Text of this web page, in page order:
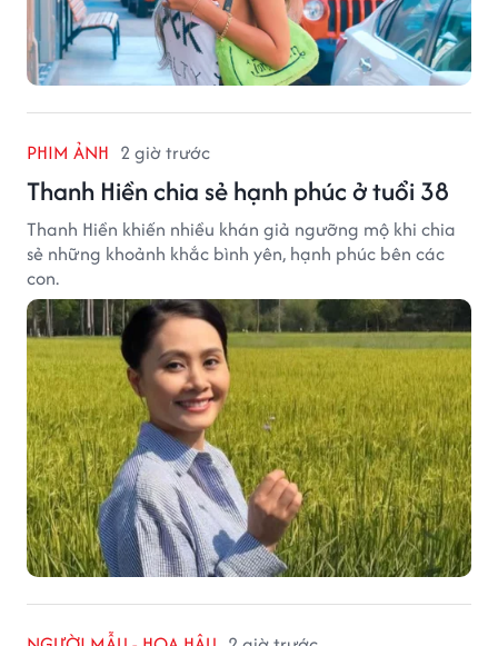
PHIM ẢNH 2 giờ trước
Thanh Hiền chia sẻ hạnh phúc ở tuổi 38
Thanh Hiền khiến nhiều khán giả ngưỡng mộ khi chia
sẻ những khoảnh khắc bình yên, hạnh phúc bên các
con.